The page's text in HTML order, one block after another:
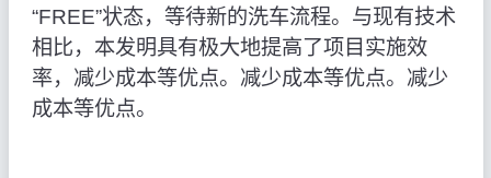
“FREE”状态，等待新的洗车流程。与现有技术
相比，本发明具有极大地提高了项目实施效
率，减少成本等优点。减少成本等优点。减少
成本等优点。